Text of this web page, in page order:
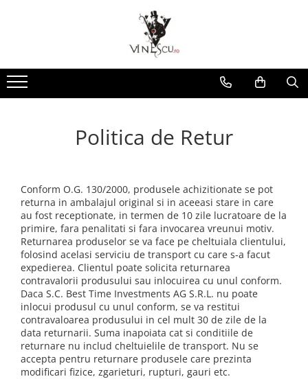
Vinuri Spumante
Sampanie / Champagne
Vinuri Rosii
Vinuri Albe
Vinuri seci
Vinuri demiseci
Vinuri dupa provenienta
Vinuri Rosii
Vinuri Albe
Vinuri pentru cadou
Vinuri de colectie/vechi
Cognac/Coniac/Armagnac/Vinarsuri
Vinarsuri
Cognac/Coniac/Armagnac
Ciocolata
Condimente
Cutii cadou vinuri
Politica de Retur
Conform O.G. 130/2000, produsele achizitionate se pot
returna in ambalajul original si in aceeasi stare in care
au fost receptionate, in termen de 10 zile lucratoare de la
primire, fara penalitati si fara invocarea vreunui motiv.
Returnarea produselor se va face pe cheltuiala clientului,
folosind acelasi serviciu de transport cu care s-a facut
expedierea. Clientul poate solicita returnarea
contravalorii produsului sau inlocuirea cu unul conform.
Daca S.C. Best Time Investments AG S.R.L. nu poate
inlocui produsul cu unul conform, se va restitui
contravaloarea produsului in cel mult 30 de zile de la
data returnarii. Suma inapoiata cat si conditiile de
returnare nu includ cheltuielile de transport. Nu se
accepta pentru returnare produsele care prezinta
modificari fizice, zgarieturi, rupturi, gauri etc.